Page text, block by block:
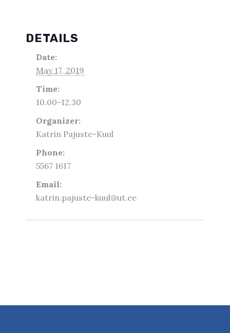
DETAILS
Date:
May 17, 2019
Time:
10.00-12.30
Organizer:
Katrin Pajuste-Kuul
Phone:
5567 1617
Email:
katrin.pajuste-kuul@ut.ee